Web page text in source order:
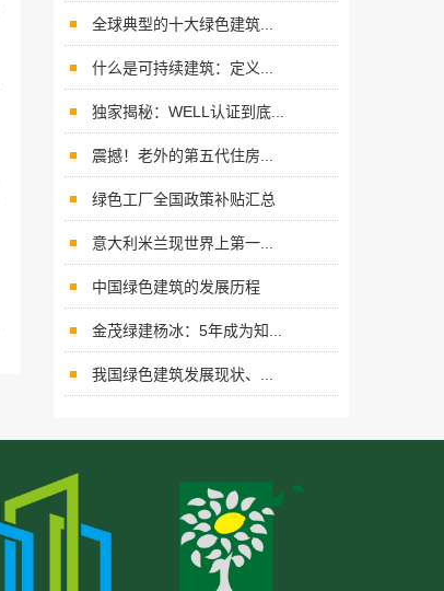
全球典型的十大绿色建筑...
什么是可持续建筑：定义...
独家揭秘：WELL认证到底...
震撼！老外的第五代住房...
绿色工厂全国政策补贴汇总
意大利米兰现世界上第一...
中国绿色建筑的发展历程
金茂绿建杨冰：5年成为知...
我国绿色建筑发展现状、...